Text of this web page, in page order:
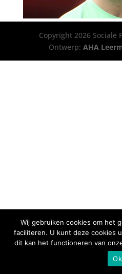
Copyright 2026 Sociale
Ontwerp:AHA
Wij gebruiken cookies om het
faciliteren. U kunt deze cookies
dit kan het functioneren van
Ok